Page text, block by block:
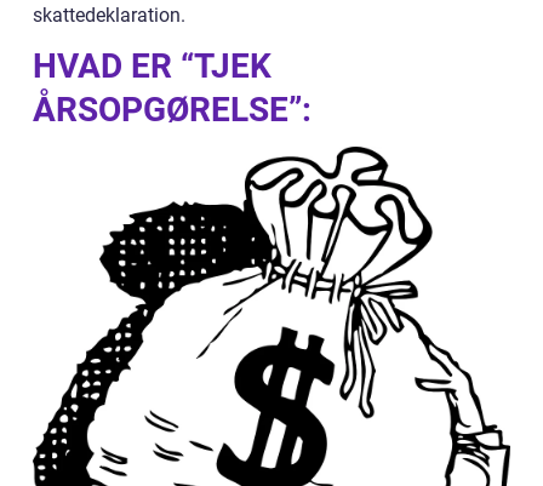
skattedeklaration.
HVAD ER “TJEK
ÅRSOPGØRELSE”: